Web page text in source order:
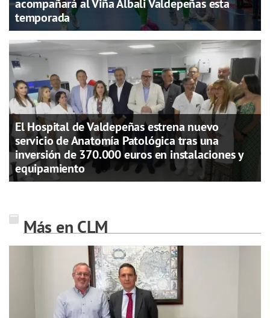
acompañará al Viña Albali Valdepeñas esta
temporada
El Hospital de Valdepeñas estrena nuevo
servicio de Anatomía Patológica tras una
inversión de 370.000 euros en instalaciones y
equipamiento
Más en CLM